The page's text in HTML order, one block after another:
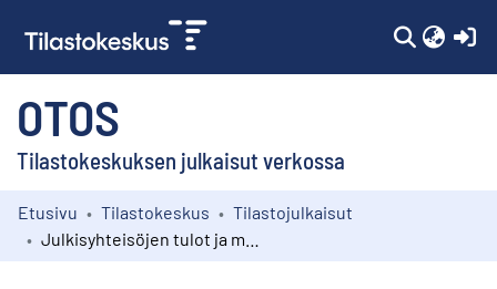
OTOS
Tilastokeskuksen julkaisut verkossa
Kokoelmat
Etusivu Tilastokeskus
Tilastojulkaisut